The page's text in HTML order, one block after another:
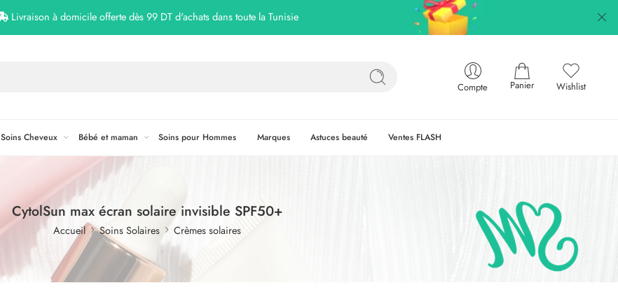
Livraison à domicile offerte dès 99 DT d'achats dans toute la Tunisie
Compte Panier Wishlist
Soins Cheveux Bébé et maman Soins pour Hommes Marques Astuces beauté Ventes FLASH
CytolSun max écran solaire invisible SPF50+
Accueil Soins Solaires Crèmes solaires